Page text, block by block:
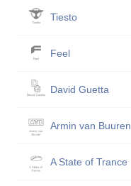
Tiesto
Feel
David Guetta
Armin van Buuren
A State of Trance